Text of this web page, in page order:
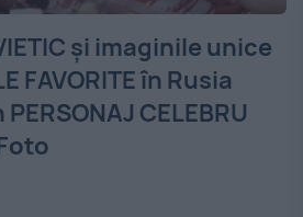
şi imaginile unice
FAVORITE în Rusia
CELEBRU